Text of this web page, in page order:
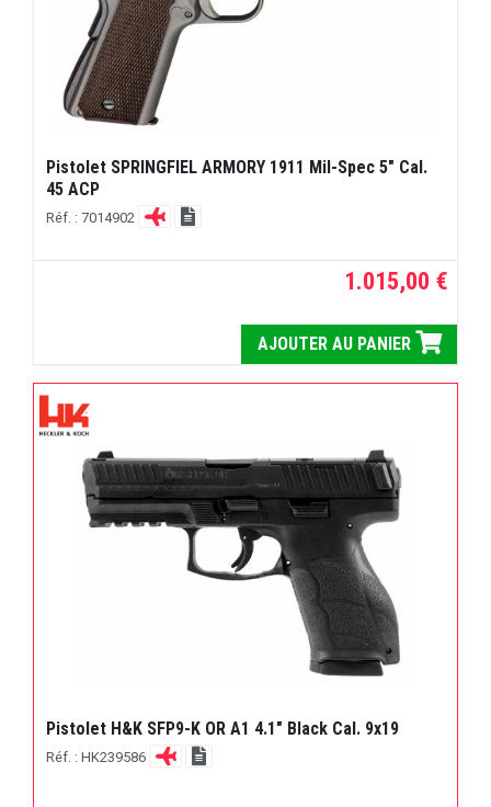
Pistolet SPRINGFIEL ARMORY 1911 Mil-Spec 5" Cal.
45 ACP
Réf. : 7014902
1.015,00 €
AJOUTER AU PANIER
Pistolet H&K SFP9-K OR A1 4.1" Black Cal. 9x19
Réf. : HK239586